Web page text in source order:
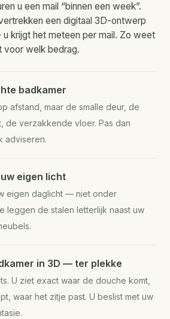
u een mail “binnen een week”.
een digitaal 3D-ontwerp
krijgt het meteen per mail. Zo weet
voor welk bedrag.
badkamer
afstand, maar de smalle deur, de
de verzakkende vloer. Pas dan
adviseren.
eigen licht
eigen daglicht — niet onder
leggen de stalen letterlijk naast uw
in 3D — ter plekke
U ziet exact waar de douche komt,
waar het zitje past. U beslist met uw